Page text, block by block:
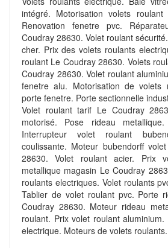
intégré. Motorisation volets
Renovation fenetre pvc.
Coudray 28630. Volet roulant
cher. Prix des volets roulants
roulant Le Coudray 28630. Volets
Coudray 28630. Volet roulant
fenetre alu. Motorisation de volets
porte fenetre. Porte sectionnelle
Volet roulant tarif Le Coudray
motorisé. Pose rideau
Interrupteur volet roulant
coulissante. Moteur bubendorff
28630. Volet roulant acier. Prix
metallique magasin Le Coudray
roulants electriques. Volet roulants
Tablier de volet roulant pvc. Porte
Coudray 28630. Moteur rideau
roulant. Prix volet roulant
electrique. Moteurs de volets roulants.